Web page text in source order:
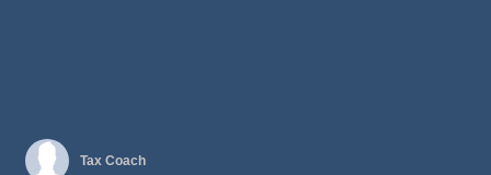
Tax Coach